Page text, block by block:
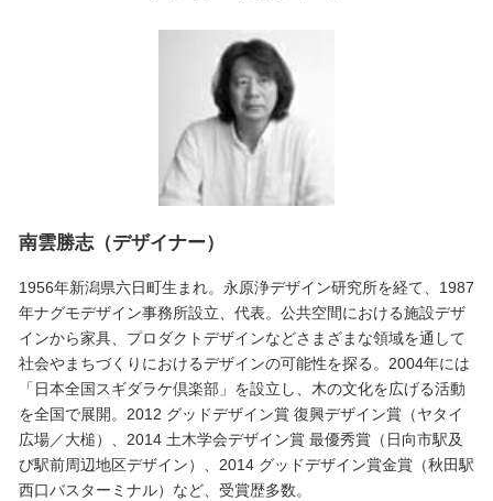
南雲勝志（デザイナー）
1956年新潟県六日町生まれ。永原浄デザイン研究所を経て、1987
年ナグモデザイン事務所設立、代表。公共空間における施設デザ
インから家具、プロダクトデザインなどさまざまな領域を通して
社会やまちづくりにおけるデザインの可能性を探る。2004年には
「日本全国スギダラケ倶楽部」を設立し、木の文化を広げる活動
を全国で展開。2012 グッドデザイン賞 復興デザイン賞（ヤタイ
広場／大槌）、2014 土木学会デザイン賞 最優秀賞（日向市駅及
び駅前周辺地区デザイン）、2014 グッドデザイン賞金賞（秋田駅
西口バスターミナル）など、受賞歴多数。